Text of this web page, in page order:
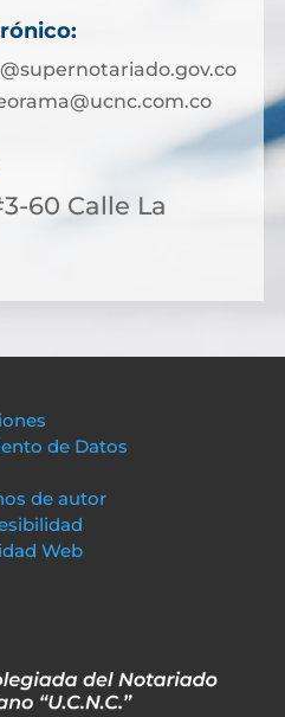
60 Calle La
de Datos
de autor
Web